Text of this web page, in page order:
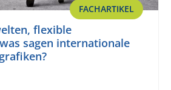
FACHARTIKEL
flexible
sagen internationale